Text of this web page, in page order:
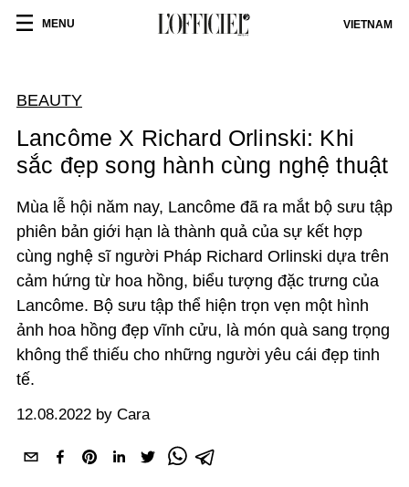
MENU VIETNAM
BEAUTY
Lancôme X Richard Orlinski: Khi
sắc đẹp song hành cùng nghệ thuật
Mùa lễ hội năm nay, Lancôme đã ra mắt bộ sưu tập
phiên bản giới hạn là thành quả của sự kết hợp
cùng nghệ sĩ người Pháp Richard Orlinski dựa trên
cảm hứng từ hoa hồng, biểu tượng đặc trưng của
Lancôme. Bộ sưu tập thể hiện trọn vẹn một hình
ảnh hoa hồng đẹp vĩnh cửu, là món quà sang trọng
không thể thiếu cho những người yêu cái đẹp tinh
tế.
12.08.2022 by Cara